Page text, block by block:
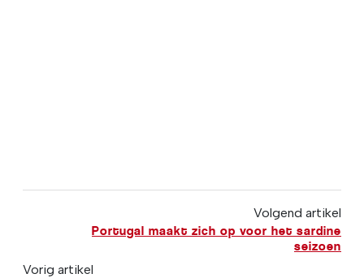
Volgend artikel
Portugal maakt zich op voor het sardine
seizoen
Vorig artikel